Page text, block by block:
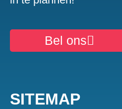
Bel ons
SITEMAP